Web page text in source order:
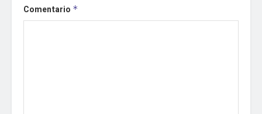
Comentario *